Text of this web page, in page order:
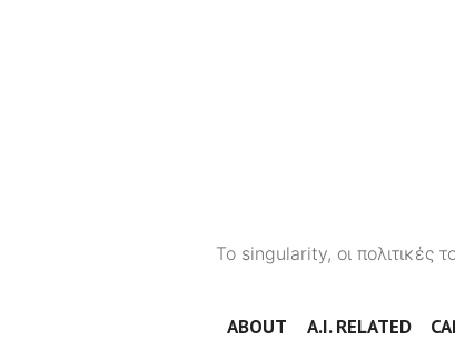
To singularity, οι
ABOUT A.I. RELATED